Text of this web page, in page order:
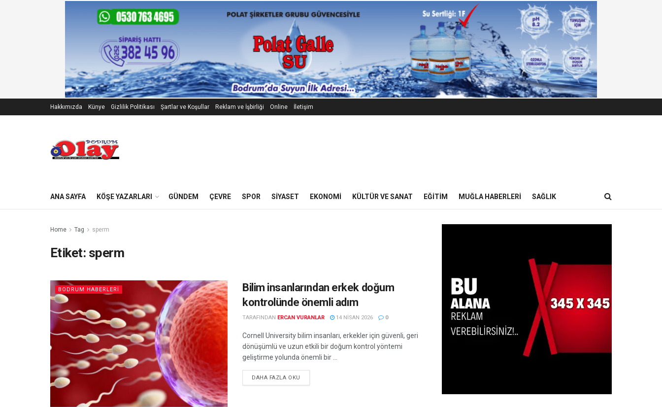
Hakkımızda Künye Gizlilik Politikası Şartlar ve Koşullar Reklam ve İşbirliği Online İletişim
ANA SAYFA KÖŞE YAZARLARI GÜNDEM ÇEVRE SPOR SIYASET EKONOMI KÜLTÜR VE SANAT EĞITIM MUĞLA HABERLERI SAĞLIK
Home Tag sperm
Etiket: sperm
BODRUM HABERLERI
Bilim insanlarından erkek doğum
kontrolünde önemli adım
TARAFINDAN ERCAN VURANLAR 14 NISAN 2026 0
Cornell University bilim insanları, erkekler için güvenli, geri
dönüşümlü ve uzun etkili bir doğum kontrol yöntemi
geliştirme yolunda önemli bir ...
DAHA FAZLA OKU